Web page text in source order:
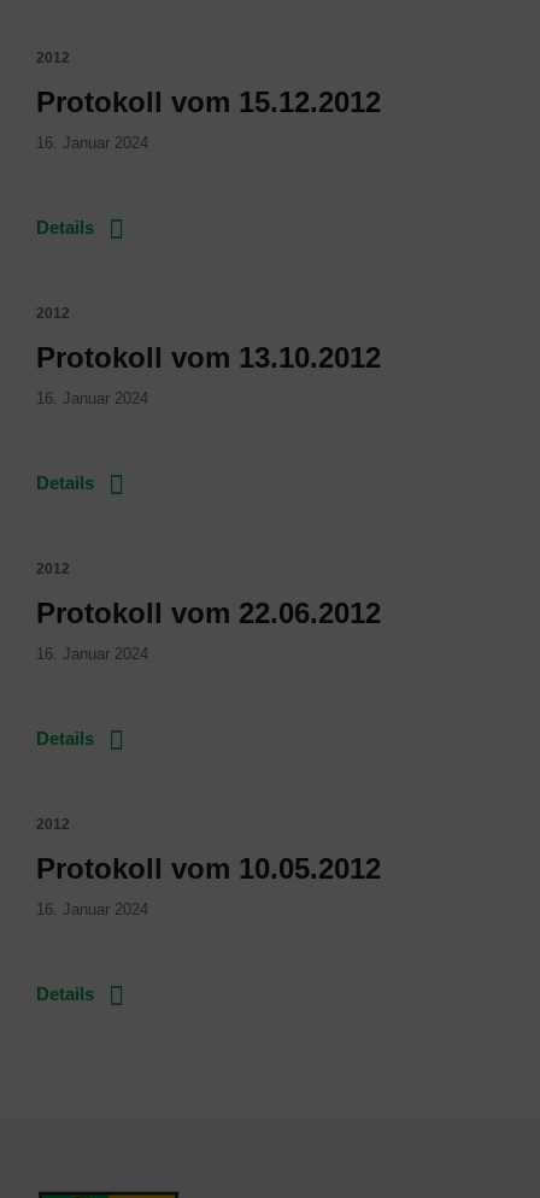
2012
Protokoll vom 15.12.2012
16. Januar 2024
Details
2012
Protokoll vom 13.10.2012
16. Januar 2024
Details
2012
Protokoll vom 22.06.2012
16. Januar 2024
Details
2012
Protokoll vom 10.05.2012
16. Januar 2024
Details